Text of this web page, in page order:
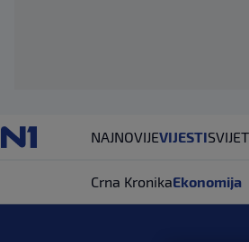
NAJNOVIJEVIJESTISVIJET
Crna KronikaEkonomija